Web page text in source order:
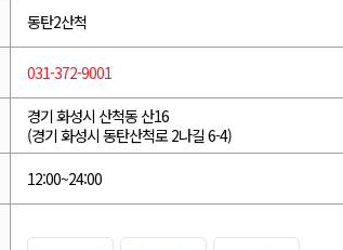
동탄2산척
031-372-9001
경기 화성시 산척동 산16
(경기 화성시 동탄산척로 2나길 6-4)
12:00~24:00